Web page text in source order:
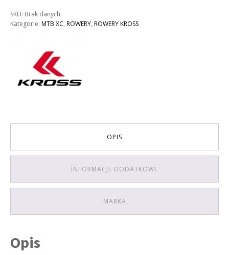
1.0
SR
CZERWONY
POŁYSK
SKU: Brak danych
Kategorie: MTB XC, ROWERY, ROWERY KROSS
OPIS
INFORMACJE DODATKOWE
MARKA
Opis